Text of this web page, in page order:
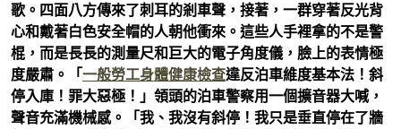
歌。四面八方傳來了刺耳的剎車聲，接著，一群穿著反光背
心和戴著白色安全帽的人朝他衝來。這些人手裡拿的不是警
棍，而是長長的測量尺和巨大的電子角度儀，臉上的表情極
度嚴肅。「一般勞工身體健康檢查違反泊車維度基本法！斜
停入庫！罪大惡極！」領頭的泊車警察用一個擴音器大喊，
聲音充滿機械感。「我、我沒有斜停！我只是垂直停在了牆